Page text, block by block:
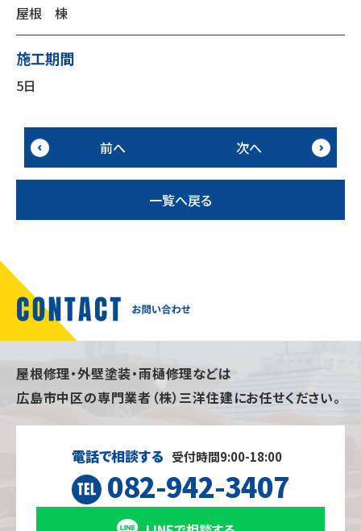
屋根 棟
施工期間
5日
前へ
一覧へ戻る
次へ
屋根修理・外壁塗装・雨樋修理などは
広島市中区の専門業者（株）三洋住建にお任せください。
電話で相談する 受付時間9:00-18:00
082-942-3407